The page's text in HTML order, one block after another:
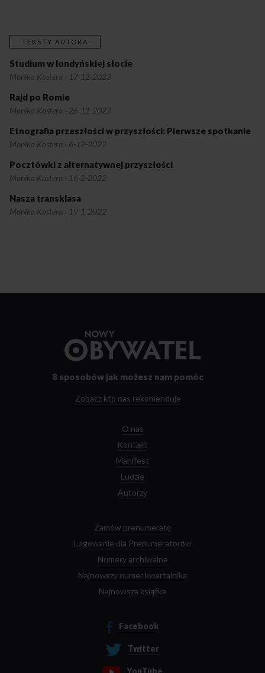
TEKSTY AUTORA
Studium w londyńskiej słocie
Monika Kostera · 17-12-2023
Rajd po Romie
Monika Kostera · 26-11-2023
Etnografia przeszłości w przyszłości: Pierwsze spotkanie
Monika Kostera · 6-12-2022
Pocztówki z alternatywnej przyszłości
Monika Kostera · 16-2-2022
Nasza transklasa
Monika Kostera · 19-1-2022
strony
8 sposobów jak możesz nam pomóc
Zobacz kto nas rekomenduje
O nas
Kontakt
Manifest
Ludzie
Autorzy
Zamów prenumeratę
Logowanie dla Prenumeratorów
Numery archiwalne
Najnowszy numer kwartalnika
Najnowsza książka
Facebook
Twitter
YouTube